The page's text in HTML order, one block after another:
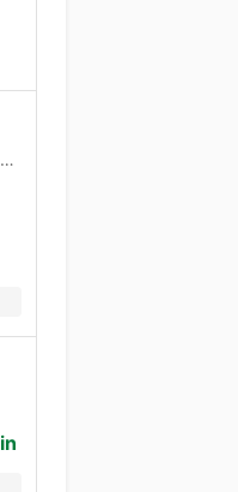
Finanz- und Gebäudeausschuß